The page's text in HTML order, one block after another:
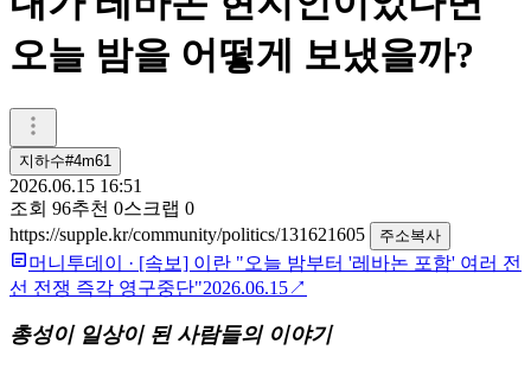
오늘 밤을 어떻게 보냈을까?
지하수#4m61
2026.06.15 16:51
조회 96추천 0스크랩 0
https://supple.kr/community/politics/131621605
주소복사
머니투데이 · [속보] 이란 "오늘 밤부터 '레바논 포함' 여러 전
선 전쟁 즉각 영구중단"2026.06.15↗
총성이 일상이 된 사람들의 이야기